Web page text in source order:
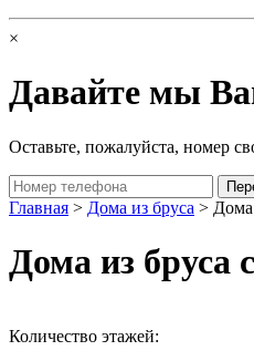
×
Давайте мы
Оставьте, пожалуйста, номер
Главная > Дома из бруса > Дома
Дома из бруса
Количество этажей: